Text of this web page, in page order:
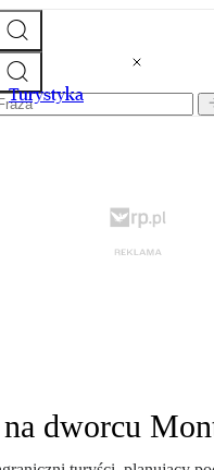
Turystyka
dworcu